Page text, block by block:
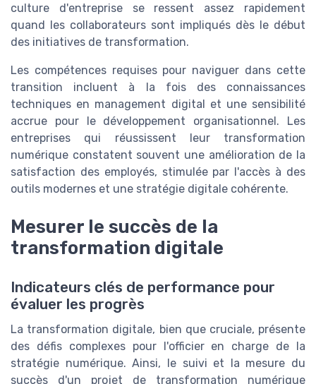
culture d'entreprise se ressent assez rapidement
quand les collaborateurs sont impliqués dès le début
des initiatives de transformation.
Les compétences requises pour naviguer dans cette
transition incluent à la fois des connaissances
techniques en management digital et une sensibilité
accrue pour le développement organisationnel. Les
entreprises qui réussissent leur transformation
numérique constatent souvent une amélioration de la
satisfaction des employés, stimulée par l'accès à des
outils modernes et une stratégie digitale cohérente.
Mesurer le succès de la
transformation digitale
Indicateurs clés de performance pour
évaluer les progrès
La transformation digitale, bien que cruciale, présente
des défis complexes pour l'officier en charge de la
stratégie numérique. Ainsi, le suivi et la mesure du
succès d'un projet de transformation numérique